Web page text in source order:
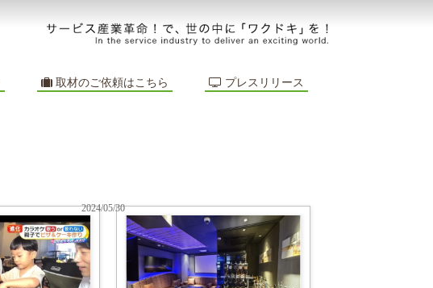
取材のご依頼はこちら プレスリリース
2024/05/30